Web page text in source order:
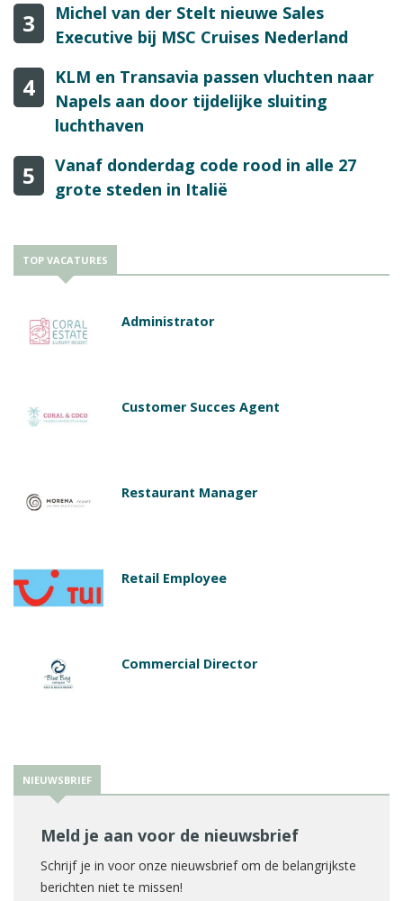
3
Michel van der Stelt nieuwe Sales
Executive bij MSC Cruises Nederland
4
KLM en Transavia passen vluchten naar
Napels aan door tijdelijke sluiting
luchthaven
5
Vanaf donderdag code rood in alle 27
grote steden in Italië
TOP VACATURES
Administrator
Customer Succes Agent
Restaurant Manager
Retail Employee
Commercial Director
NIEUWSBRIEF
Meld je aan voor de nieuwsbrief
Schrijf je in voor onze nieuwsbrief om de belangrijkste
berichten niet te missen!